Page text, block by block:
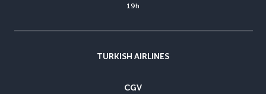
19h
TURKISH AIRLINES
CGV